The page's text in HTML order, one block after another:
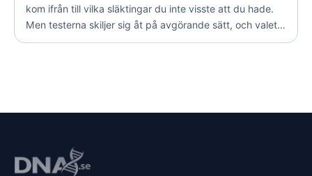
kom ifrån till vilka släktingar du inte visste att du hade.
Men testerna skiljer sig åt på avgörande sätt, och valet
beror helt på vad du vill uppnå. Här är guiden som